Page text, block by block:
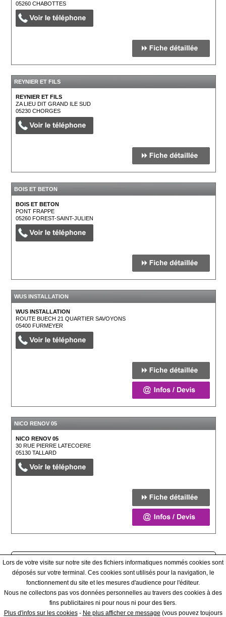
05260CHABOTTES
REYNIER ET FILS
REYNIER ET FILS
ZA LIEU DIT GRAND ILE SUD
05230CHORGES
BOIS ET BETON
BOIS ET BETON
PONT FRAPPE
05260FOREST-SAINT-JULIEN
WUS INSTALLATION
WUS INSTALLATION
ROUTE BUECH 21 QUARTIER SAVOYONS
05400FURMEYER
NICO RENOV 05
NICO RENOV 05
30 RUE PIERRE LATECOERE
05130TALLARD
Afficher tous les prestataires
Qui sommes-nous ? - Contact - Conditions générales
|
Lors de votre visite sur notre site des fichiers informatiques nommés cookies sont
déposés sur votre terminal. Ces cookies sont utilisés pour la navigation, le
fonctionnement du site et les mesures d'audience pour l'éditeur.
Nous ne collectons pas vos données personnelles au travers des cookies à des
fins publicitaires ni pour nous ni pour des tiers.
Plus d'infos sur les cookies- Ne plus afficher ce message (vous pouvez toujours